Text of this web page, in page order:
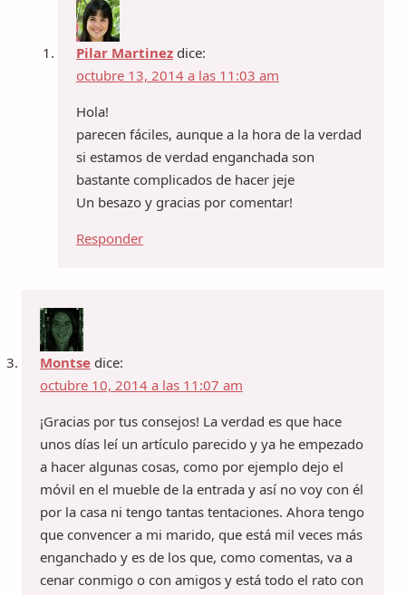
Pilar Martinez dice:
octubre 13, 2014 a las 11:03 am
Hola!
parecen fáciles, aunque a la hora de la verdad
si estamos de verdad enganchada son
bastante complicados de hacer jeje
Un besazo y gracias por comentar!
Responder
Montse dice:
octubre 10, 2014 a las 11:07 am
¡Gracias por tus consejos! La verdad es que hace
unos días leí un artículo parecido y ya he empezado
a hacer algunas cosas, como por ejemplo dejo el
móvil en el mueble de la entrada y así no voy con él
por la casa ni tengo tantas tentaciones. Ahora tengo
que convencer a mi marido, que está mil veces más
enganchado y es de los que, como comentas, va a
cenar conmigo o con amigos y está todo el rato con